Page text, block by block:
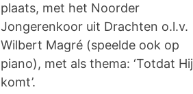
plaats, met het Noorder
Jongerenkoor uit Drachten o.l.v.
Wilbert Magré (speelde ook op
piano), met als thema: ‘Totdat Hij
komt’.